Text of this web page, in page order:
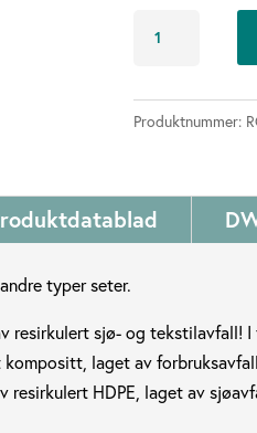
antall
Produktnummer:
typer seter.
resirkulert sjø- og
laget av
HDPE, laget av